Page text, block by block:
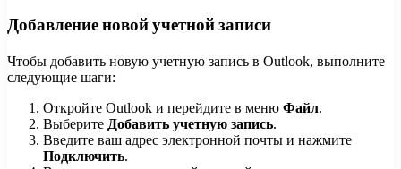
Добавление новой учетной записи
Чтобы добавить новую учетную запись в Outlook, выполните
следующие шаги:
Откройте Outlook и перейдите в меню Файл.
Выберите Добавить учетную запись.
Введите ваш адрес электронной почты и нажмите
Подключить.